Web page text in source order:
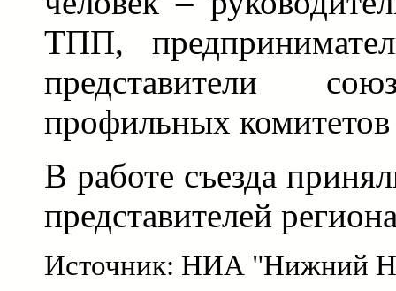
ТПП,
представители
профильных
В работе съезда
представителей
Источник: НИА "Нижний